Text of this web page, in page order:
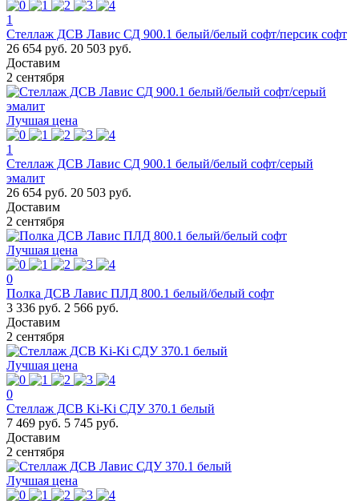
1
Стеллаж ДСВ Лавис СД 900.1 белый/белый софт/персик софт
26 654 руб. 20 503 руб.
Доставим
2 сентября
Лучшая цена
1
Стеллаж ДСВ Лавис СД 900.1 белый/белый софт/серый
эмалит
26 654 руб. 20 503 руб.
Доставим
2 сентября
Лучшая цена
0
Полка ДСВ Лавис ПЛД 800.1 белый/белый софт
3 336 руб. 2 566 руб.
Доставим
2 сентября
Лучшая цена
0
Стеллаж ДСВ Ki-Ki СДУ 370.1 белый
7 469 руб. 5 745 руб.
Доставим
2 сентября
Лучшая цена